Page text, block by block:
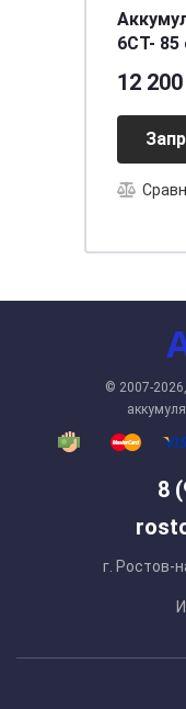
6CT- 85
12
8
г. Ростов-
© 2007-